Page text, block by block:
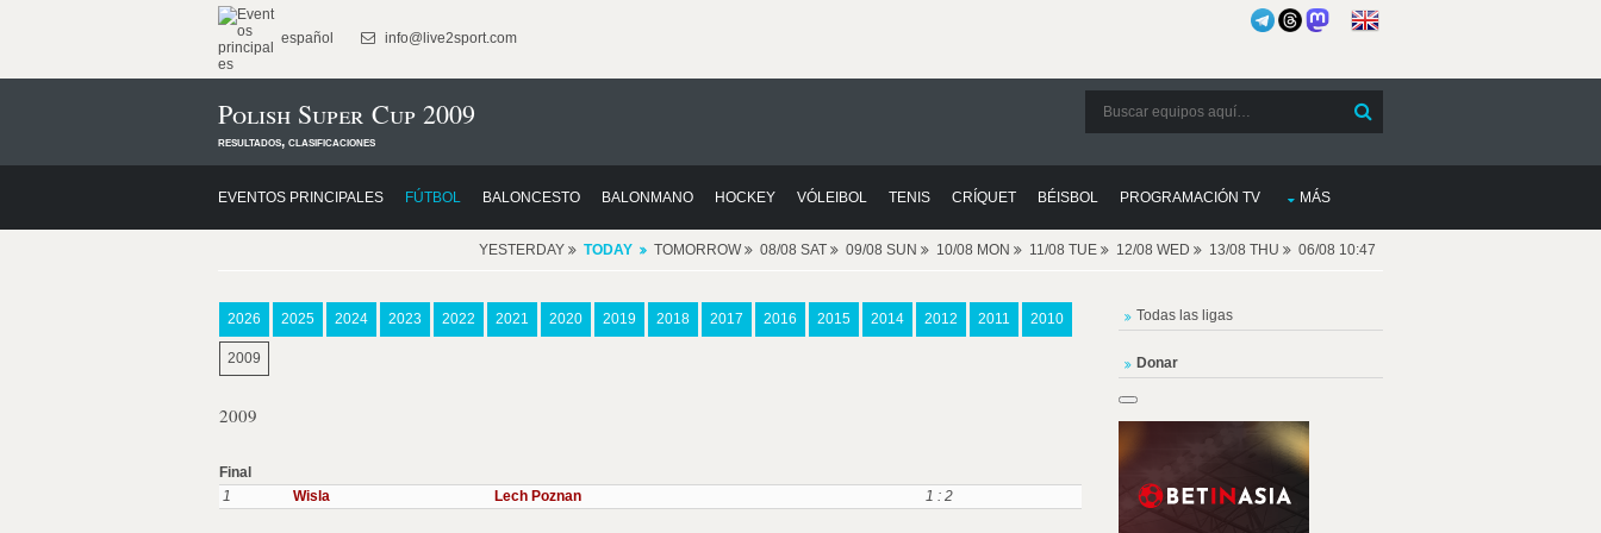
español info@live2sport.com
Polish Super Cup 2009
resultados, clasificaciones
EVENTOS PRINCIPALES FÚTBOL BALONCESTO BALONMANO HOCKEY VÓLEIBOL TENIS CRÍQUET BÉISBOL PROGRAMACIÓN TV MÁS
YESTERDAY TODAY TOMORROW 08/08 SAT 09/08 SUN 10/08 MON 11/08 TUE 12/08 WED 13/08 THU 06/08 10:47
2026 2025 2024 2023 2022 2021 2020 2019 2018 2017 2016 2015 2014 2012 2011 2010
2009
2009
Final
1
Wisla Lech Poznan 1 : 2
Todas las ligas
Donar